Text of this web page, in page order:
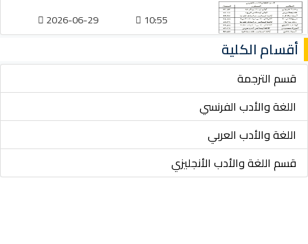
10:55
2026-06-29
أقسام الكلية
قسم الترجمة
اللغة والأدب الفرنسي
اللغة والأدب العربي
قسم اللغة والأدب الأنجليزي